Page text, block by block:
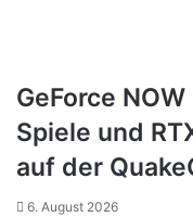
GeForce
Spiele und
auf der
6. August 2026